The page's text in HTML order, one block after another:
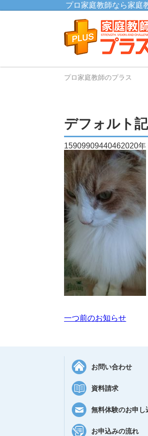
プロ家庭教師なら家庭
プロ家庭教師のプラス
デフォルト
15909909440462020年
一つ前のお知らせ
お問い合わせ
資料請求
無料体験のお申し
お申込みの流れ